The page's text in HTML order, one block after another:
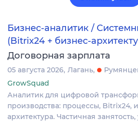
Бизнес-аналитик /
(Bitrix24 + бизнес-
Договорная зарплата
05 августа 2026 Лагань
GrowSquad
Аналитик для цифровой
производства: процессы, Bitrix24,
архитектура. Частичная